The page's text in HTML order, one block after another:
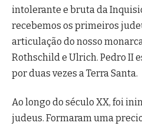
intolerante e bruta da
recebemos os primeiros
articulação do nosso
Rothschild e Ulrich. Pedro II
por duas vezes a Terra Santa.
Ao longo do século XX, foi
judeus. Formaram uma